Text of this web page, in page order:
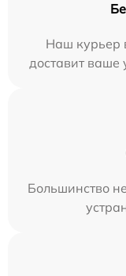
Наш курьер
доставит ваше
Большинство